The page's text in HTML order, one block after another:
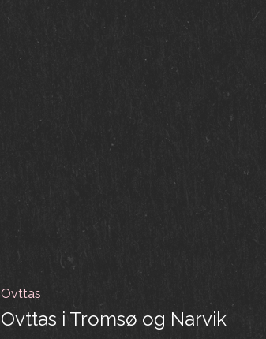
Ovttas
Ovttas i Tromsø og Narvik